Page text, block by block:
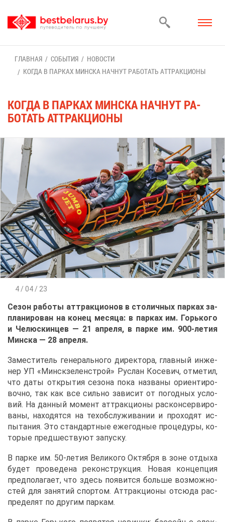
ГЛАВ­НАЯ СО­БЫ­ТИЯ
НО­ВО­СТИ
КО­ГДА В ПАР­КАХ МИН­СКА НАЧ­НУТ РА­БО­ТАТЬ АТ­ТРАК­ЦИ­О­НЫ
КО­ГДА В ПАР­КАХ МИН­СКА НАЧ­НУТ РА­
БО­ТАТЬ АТ­ТРАК­ЦИ­О­НЫ
4 / 04 / 23
Се­зон ра­бо­ты ат­трак­ци­о­нов в сто­лич­ных пар­ках за­
пла­ни­ро­ван на ко­нец ме­ся­ца: в пар­ках им. Горь­ко­го
и Че­люс­кин­цев — 21 ап­ре­ля, в пар­ке им. 900-ле­тия
Мин­ска — 28 ап­ре­ля.
За­ме­сти­тель ге­не­раль­но­го ди­рек­то­ра, глав­ный ин­же­
нер УП «Мин­ск­зе­лен­строй» Рус­лан Ко­се­вич, от­ме­тил,
что да­ты от­кры­тия се­зо­на по­ка на­зва­ны ори­ен­ти­ро­
воч­но, так как все силь­но за­ви­сит от по­год­ных усло­
вий. На дан­ный мо­мент ат­трак­ци­о­ны рас­кон­сер­ви­ро­
ва­ны, на­хо­дят­ся на тех­об­слу­жи­ва­нии и про­хо­дят ис­
пы­та­ния. Это стан­дарт­ные еже­год­ные про­це­ду­ры, ко­
то­рые пред­ше­ству­ют за­пус­ку.
В пар­ке им. 50-ле­тия Ве­ли­ко­го Ок­тяб­ря в зоне от­ды­ха
бу­дет про­ве­де­на ре­кон­струк­ция. Но­вая кон­цеп­ция
пред­по­ла­га­ет, что здесь по­явит­ся боль­ше воз­мож­но­
стей для за­ня­тий спор­том. Ат­трак­ци­о­ны от­сю­да рас­
пре­де­лят по дру­гим пар­кам.